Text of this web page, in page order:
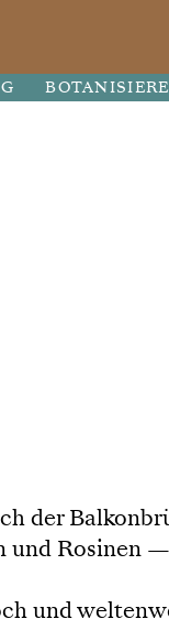
der
und Rosinen
und